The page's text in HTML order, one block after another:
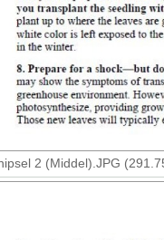
2 (Middel).JPG